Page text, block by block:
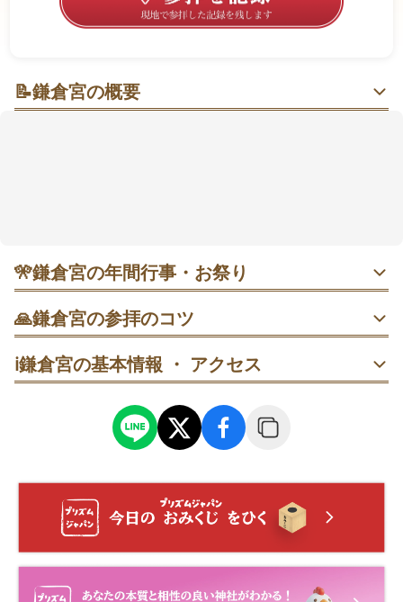
📝鎌倉宮の概要
御朱印の情報も公式に掲載されています。鎌倉駅から
バス一本でアクセスしやすく、早春の河津桜や晩秋の
紅葉も楽しめます🍁
🎌鎌倉宮の年間行事・お祭り
・ 7月23日 創建祭・例祭｜明治の創建をしのぶ祭典。厳か
な神事中心で、朝～昼過ぎの本殿周りはやや人の動きが増
えます。静かに参列したい方は早めの到着が安心です。
前予約制の年が多く、当日は受付時間が短縮されること
も。開演前に参拝と席の確認を済ませておくと落ち着けま
約不要の年は拝殿周りに集合の案内が出ることも。寒さ対
策を整え、神事の前後に御朱印や参拝を済ませるとスムー
ズです。
🙏鎌倉宮の参拝のコツ
鳥居をくぐったら右手で受付→かわらけを受け取る→息を
吹きかけて願いを込め、厄割り石へ向けて投げます。
本殿参拝の前に右手奥へ進み、像の前で手を合わせる→自
分の気になる箇所を撫で→像の同じ場所をやさしく撫でま
早春は鳥居前の河津桜、晩秋は社務所前の紅葉をチェッ
ク。人が少ない時間に一歩下がって全景を収めるときれい
です。
鎌倉駅東口4番乗り場から「大塔宮行」に乗車→『大塔宮』
ℹ️鎌倉宮の基本情報 ・ アクセス